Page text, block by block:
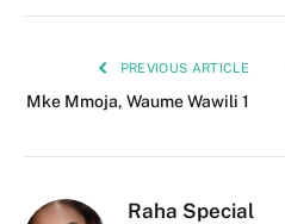
PREVIOUS ARTICLE
Mke Mmoja, Waume Wawili 1
Raha Special